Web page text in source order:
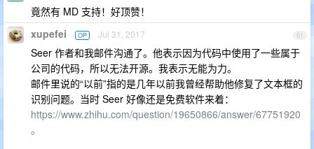
竟然有 MD 支持！好顶赞！
61
xupefei OP Jul 31, 2017
Seer 作者和我邮件沟通了。他表示因为代码中使用了一些属于
公司的代码，所以无法开源。我表示无能为力。
邮件里说的“以前”指的是几年以前我曾经帮助他修复了文本框的
识别问题。当时 Seer 好像还是免费软件来着：
https://www.zhihu.com/question/19650866/answer/67751920
。